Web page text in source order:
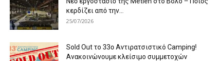
κερδίζει από την...
25/07/2026
Sold Out το 33ο Αντιρατσιστικό Camping!
Ανακοινώνουμε κλείσιμο συμμετοχών